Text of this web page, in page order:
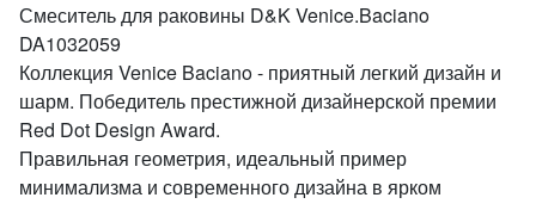
Смеситель для раковины D&K Venice.Baciano
DA1032059
Коллекция Venice Baciano - приятный легкий дизайн и
шарм. Победитель престижной дизайнерской премии
Red Dot Design Award.
Правильная геометрия, идеальный пример
минимализма и современного дизайна в ярком